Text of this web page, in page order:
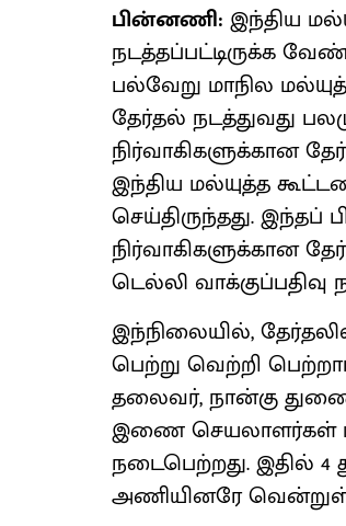
பின்னணி: இந்திய
நடத்தப்பட்டிருக்க
பல்வேறு மாநில
தேர்தல் நடத்துவது
நிர்வாகிகளுக்கான
இந்திய மல்யுத்த
செய்திருந்தது. இந்தப்
நிர்வாகிகளுக்கான
டெல்லி
இந்நிலையில்,
பெற்று வெற்றி
தலைவர், நான்கு
இணை செயலாளர்கள்
நடைபெற்றது. இதில்
அணியினரே